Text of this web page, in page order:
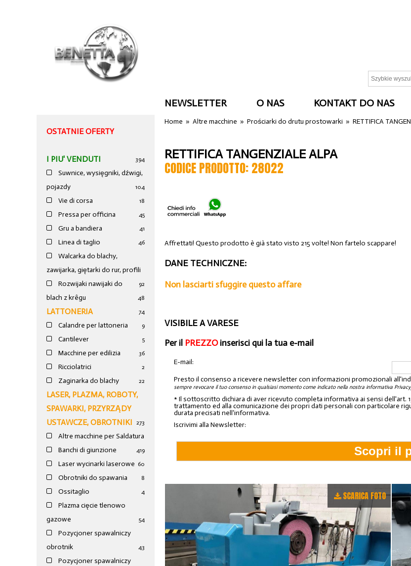
NEWSLETTER O NAS KONTAKT DO NAS
OSTATNIE OFERTY
I PIU' VENDUTI 394
Suwnice, wysięgniki, dźwigi,
pojazdy
104
Vie di corsa 18
Pressa per officina 45
Gru a bandiera 41
Linea di taglio 46
Walcarka do blachy,
zawijarka, giętarki do rur, profili
92
Rozwijaki nawijaki do
blach z krêgu
48
LATTONERIA 74
Calandre per lattoneria 9
Cantilever 5
Macchine per edilizia 36
Ricciolatrici 2
Zaginarka do blachy 22
LASER, PLAZMA, ROBOTY,
SPAWARKI, PRZYRZĄDY
USTAWCZE, OBROTNIKI
273
Altre macchine per Saldatura
19
Banchi di giunzione 4
Laser wycinarki laserowe 60
Obrotniki do spawania 8
Ossitaglio 4
Plazma cięcie tlenowo
gazowe
54
Pozycjoner spawalniczy
obrotnik
43
Pozycjoner spawalniczy
Home »Altre macchine »Prościarki do drutu prostowarki »RETTIFICA
RETTIFICA TANGENZIALE ALPA
CODICE PRODOTTO: 28022
Affrettati! Questo prodotto è già stato visto 215 volte! Non fartelo scappare!
DANE TECHNICZNE:
Non lasciarti sfuggire questo affare
VISIBILE A VARESE
Per il PREZZOinserisci qui la tua e-mail
E-mail:
Presto il consenso a ricevere newsletter con informazioni promozionali
sempre revocare il tuo consenso in qualsiasi momento come indicato nella nostra informativa
* Il sottoscritto dichiara di aver ricevuto completa informativa ai sensi dell'art.
trattamento ed alla comunicazione dei propri dati personali con particolare
durata precisati nell'informativa.
Iscrivimi alla Newsletter:
SCARICA FOTO